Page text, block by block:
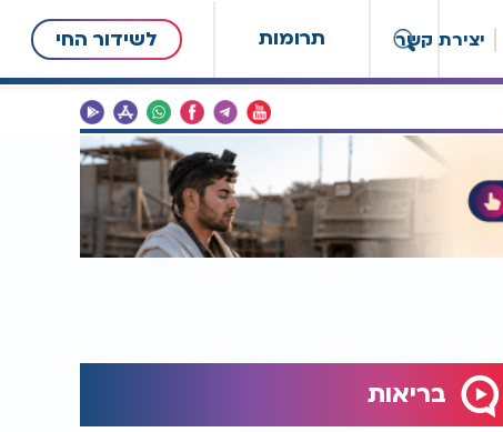
תרומות לשידור החי יצירת קשר
בריאות